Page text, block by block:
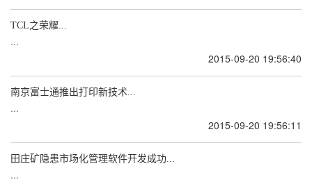
TCL之荣耀...
...
2015-09-20 19:56:40
南京富士通推出打印新技术...
...
2015-09-20 19:56:11
田庄矿隐患市场化管理软件开发成功...
...